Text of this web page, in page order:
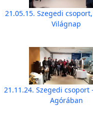
21.05.15. Szegedi
Világnap
21.11.24. Szegedi csoport
Agórában